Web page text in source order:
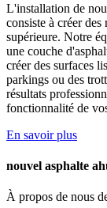
L'installation de
consiste à créer
supérieure. Notre
une couche
créer des surfaces
parkings ou des
résultats
fonctionnalité de
En savoir plus
nouvel asphalte
À propos de nous